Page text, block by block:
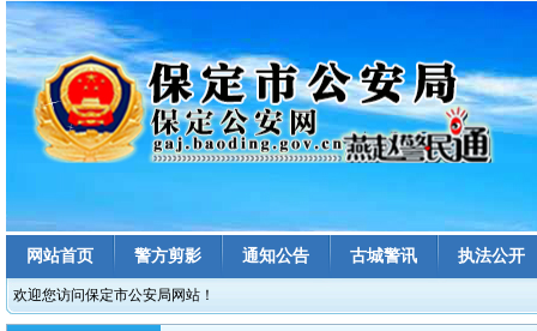
网站首页 警方剪影 通知公告 古城警讯 执法公开
欢迎您访问保定市公安局网站！